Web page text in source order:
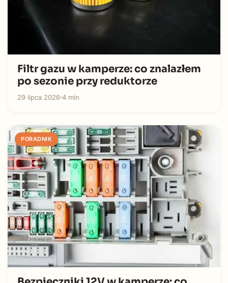
Filtr gazu w kamperze: co znalazłem
po sezonie przy reduktorze
29 lipca 2026 4 min
PORADNIK